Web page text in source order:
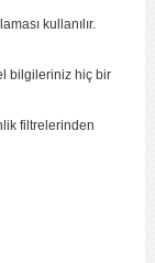
kullanılır.
bilgileriniz hiç bir
filtrelerinden